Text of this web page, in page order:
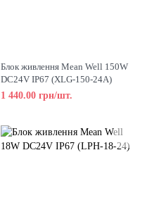
Блок живлення Mean Well 150W
DC24V IP67 (XLG-150-24A)
1 440.00 грн/шт.